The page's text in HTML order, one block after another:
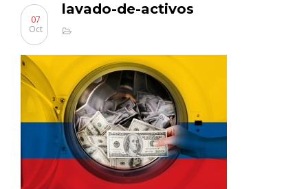
lavado-de-activos
07
Oct